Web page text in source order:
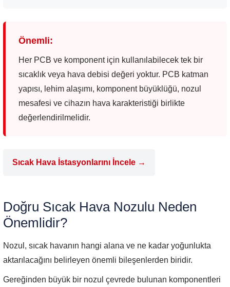
Önemli:
Her PCB ve komponent için kullanılabilecek tek bir
sıcaklık veya hava debisi değeri yoktur. PCB katman
yapısı, lehim alaşımı, komponent büyüklüğü, nozul
mesafesi ve cihazın hava karakteristiği birlikte
değerlendirilmelidir.
Sıcak Hava İstasyonlarını İncele →
Doğru Sıcak Hava Nozulu Neden
Önemlidir?
Nozul, sıcak havanın hangi alana ve ne kadar yoğunlukta
aktarılacağını belirleyen önemli bileşenlerden biridir.
Gereğinden büyük bir nozul çevrede bulunan komponentleri